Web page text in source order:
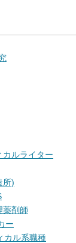
カルライター
所)
薬剤師
ー
カル系職種